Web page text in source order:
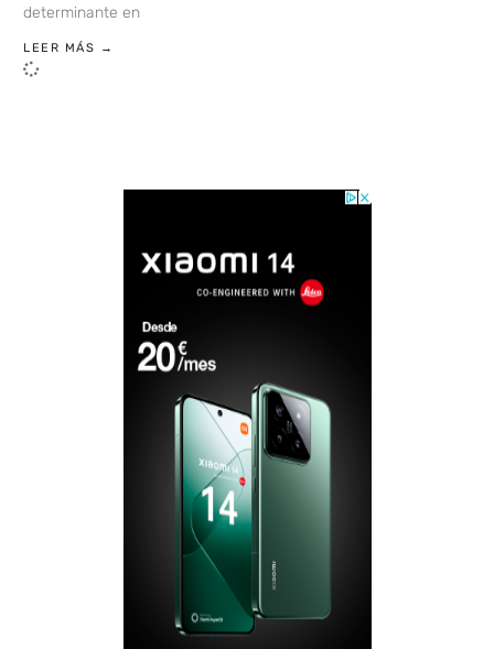
determinante en
LEER MÁS →